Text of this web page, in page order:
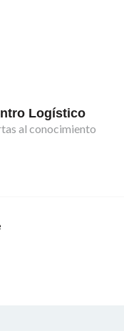
Logístico
al conocimiento